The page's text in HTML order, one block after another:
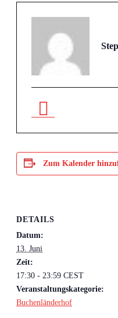
Zum Kalender
DETAILS
Datum:
13. Juni
Zeit:
17:30 - 23:59 CEST
Veranstaltungskategorie:
Buchenländerhof